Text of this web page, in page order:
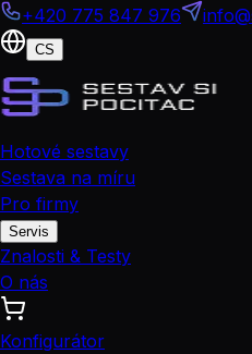
+420 775 847 976
CS
Hotové sestavy
Sestava na míru
Pro firmy
Servis
Znalosti & Testy
O nás
Konfigurátor